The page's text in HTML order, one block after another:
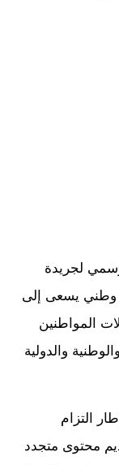
لجريدة
وطني يسعى إلى
المواطنين
والدولية
التزام
محتوى متجدد